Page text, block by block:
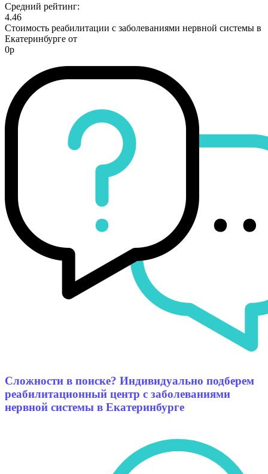
Средний рейтинг:
4.46
Стоимость реабилитации с заболеваниями нервной системы в
Екатеринбурге от
0р
Сложности в поиске? Индивидуально подберем
реабилитационный центр с заболеваниями
нервной системы в Екатеринбурге